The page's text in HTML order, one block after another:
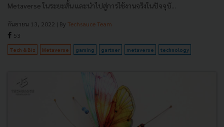
Metaverse ในระยะสั้น และนำไปสู่การใช้งานจริงในปัจจุบั...
กันยายน 13, 2022 | By Techsauce Team
53
Tech & Biz Metaverse gaming gartner metaverse technology